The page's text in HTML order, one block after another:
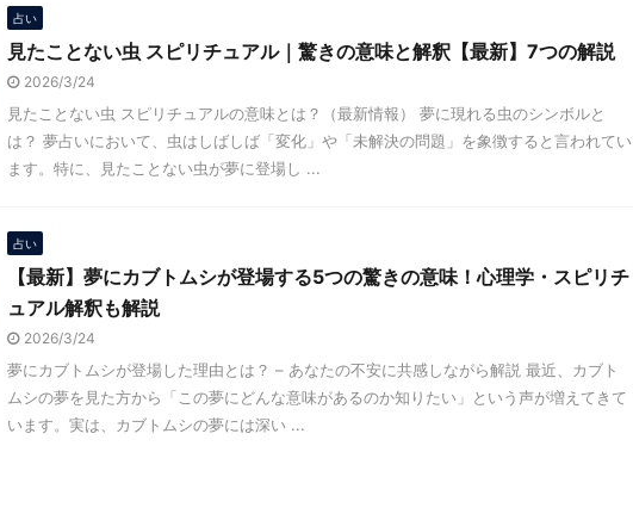
占い
見たことない虫 スピリチュアル｜驚きの意味と解釈【最新】7つの解説
2026/3/24
見たことない虫 スピリチュアルの意味とは？（最新情報） 夢に現れる虫のシンボルと
は？ 夢占いにおいて、虫はしばしば「変化」や「未解決の問題」を象徴すると言われてい
ます。特に、見たことない虫が夢に登場し ...
占い
【最新】夢にカブトムシが登場する5つの驚きの意味！心理学・スピリチ
ュアル解釈も解説
2026/3/24
夢にカブトムシが登場した理由とは？ – あなたの不安に共感しながら解説 最近、カブト
ムシの夢を見た方から「この夢にどんな意味があるのか知りたい」という声が増えてきて
います。実は、カブトムシの夢には深い ...